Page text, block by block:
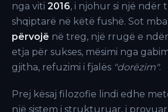
nga viti 2016, i njohur si një ndër
shqiptarë në këtë fushë. Sot
përvojë në treg, një rrugë e
etja për sukses, mësimi nga
gjitha, refuzimi i fjalës "dorëzim".
Prej kësaj filozofie lindi edhe
një sistem i strukturuar, i